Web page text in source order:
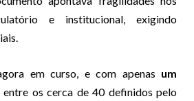
e institucional, exigindo
em curso, e com apenas um
entre os cerca de 40 definidos pelo